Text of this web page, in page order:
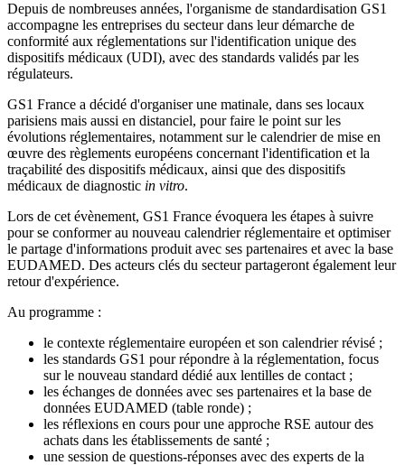
Depuis de nombreuses années, l'organisme de standardisation GS1
accompagne les entreprises du secteur dans leur démarche de
conformité aux réglementations sur l'identification unique des
dispositifs médicaux (UDI), avec des standards validés par les
régulateurs.
GS1 France a décidé d'organiser une matinale, dans ses locaux
parisiens mais aussi en distanciel, pour faire le point sur les
évolutions réglementaires, notamment sur le calendrier de mise en
œuvre des règlements européens concernant l'identification et la
traçabilité des dispositifs médicaux, ainsi que des dispositifs
médicaux de diagnostic in vitro.
Lors de cet évènement, GS1 France évoquera les étapes à suivre
pour se conformer au nouveau calendrier réglementaire et optimiser
le partage d'informations produit avec ses partenaires et avec la base
EUDAMED. Des acteurs clés du secteur partageront également leur
retour d'expérience.
Au programme :
le contexte réglementaire européen et son calendrier révisé ;
les standards GS1 pour répondre à la réglementation, focus
sur le nouveau standard dédié aux lentilles de contact ;
les échanges de données avec ses partenaires et la base de
données EUDAMED (table ronde) ;
les réflexions en cours pour une approche RSE autour des
achats dans les établissements de santé ;
une session de questions-réponses avec des experts de la